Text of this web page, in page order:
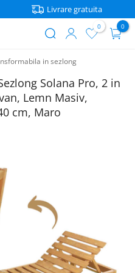
Livrare gratuita
account
menu
0 0
in sezlong
Solana Pro, 2 in
Lemn Masiv,
cm, Maro